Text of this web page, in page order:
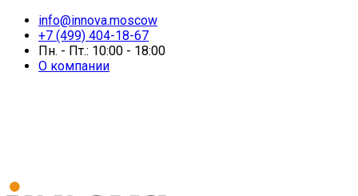
info@innova.moscow
+7 (499) 404-18-67
Пн. - Пт.: 10:00 - 18:00
О компании